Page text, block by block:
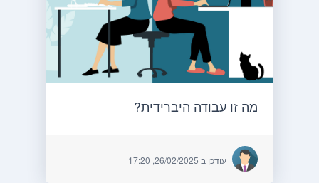
מה זו עבודה היברידית?
עודכן ב 26/02/2025, 17:20